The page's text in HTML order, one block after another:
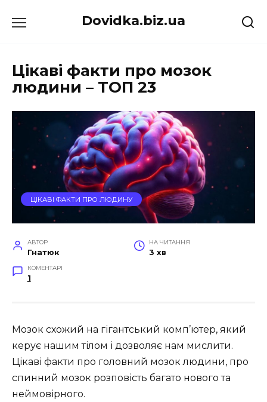
до
Dovidka.biz.ua
Цікаві факти про мозок
людини – ТОП 23
ЦІКАВІ ФАКТИ ПРО ЛЮДИНУ
АВТОР
Гнатюк
НА ЧИТАННЯ
3 хв
КОМЕНТАРІ
1
Мозок схожий на гігантський комп’ютер, який
керує нашим тілом і дозволяє нам мислити.
Цікаві факти про головний мозок людини, про
спинний мозок розповість багато нового та
неймовірного.